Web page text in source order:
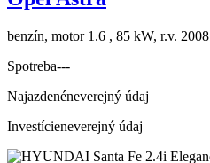
benzín, motor 1.6 , 85 kW, r.v. 2008
Spotreba---
Najazdenéneverejný údaj
Investícieneverejný údaj